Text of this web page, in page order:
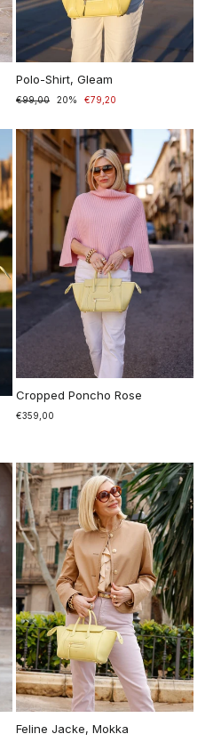
Polo-Shirt, Gleam
Prezzo
€99,00
Prezzo
20% €79,20
Cropped Poncho Rose
€359,00
Feline Jacke, Mokka